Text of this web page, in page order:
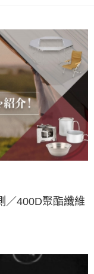
／400D聚酯纖維